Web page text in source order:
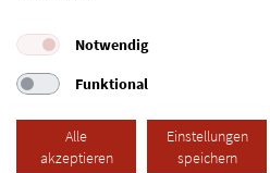
Notwendig
Funktional
Alle
akzeptieren
Einstellungen
speichern